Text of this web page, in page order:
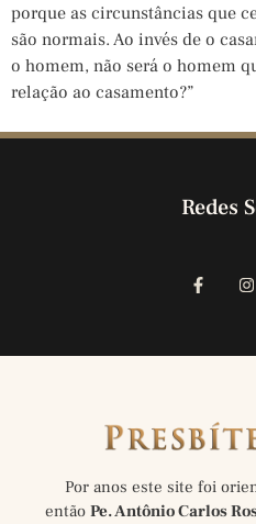
porque as circunstâncias que
são normais. Ao invés de o
o homem, não será o homem
relação ao casamento?”
Redes
Por anos este site foi
então Pe. Antônio Carlos